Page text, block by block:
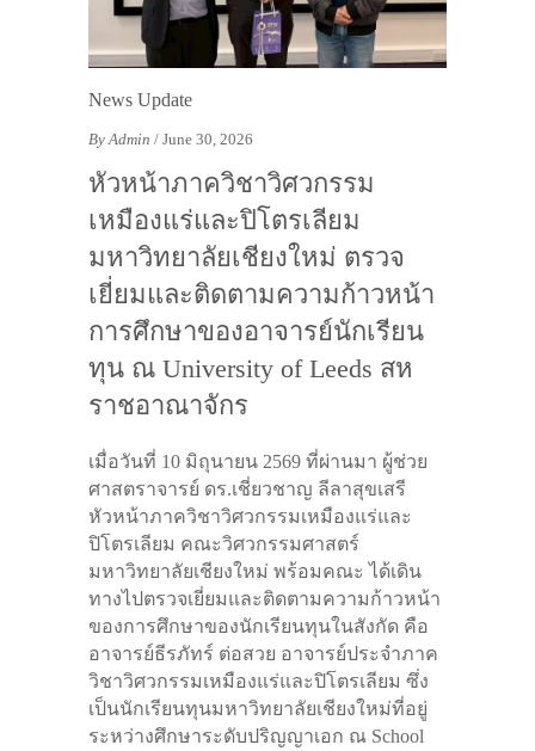
News Update
By Admin / June 30, 2026
หัวหน้าภาควิชาวิศวกรรม
เหมืองแร่และปิโตรเลียม
มหาวิทยาลัยเชียงใหม่ ตรวจ
เยี่ยมและติดตามความก้าวหน้า
การศึกษาของอาจารย์นักเรียน
ทุน ณ University of Leeds สห
ราชอาณาจักร
เมื่อวันที่ 10 มิถุนายน 2569 ที่ผ่านมา ผู้ช่วย
ศาสตราจารย์ ดร.เชี่ยวชาญ ลีลาสุขเสรี
หัวหน้าภาควิชาวิศวกรรมเหมืองแร่และ
ปิโตรเลียม คณะวิศวกรรมศาสตร์
มหาวิทยาลัยเชียงใหม่ พร้อมคณะ ได้เดิน
ทางไปตรวจเยี่ยมและติดตามความก้าวหน้า
ของการศึกษาของนักเรียนทุนในสังกัด คือ
อาจารย์ธีรภัทร์ ต่อสวย อาจารย์ประจำภาค
วิชาวิศวกรรมเหมืองแร่และปิโตรเลียม ซึ่ง
เป็นนักเรียนทุนมหาวิทยาลัยเชียงใหม่ที่อยู่
ระหว่างศึกษาระดับปริญญาเอก ณ School